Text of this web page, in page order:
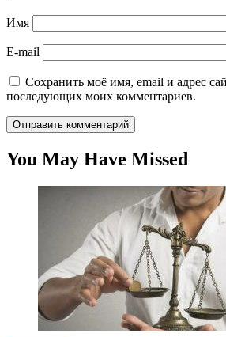
Имя
E-mail
Сохранить моё имя, email и адрес
последующих моих комментариев.
You May Have Missed